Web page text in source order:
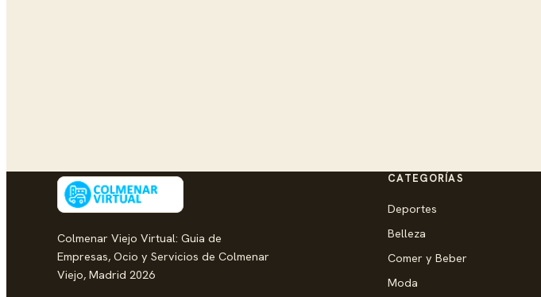
Colmenar Viejo Virtual: Guia de
Empresas, Ocio y Servicios de Colmenar
Viejo, Madrid 2026
CATEGORÍAS
Deportes
Belleza
Comer y Beber
Moda